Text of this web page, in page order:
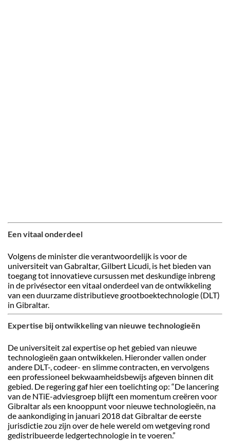
Een vitaal onderdeel
Volgens de minister die verantwoordelijk is voor de
universiteit van Gabraltar, Gilbert Licudi, is het bieden van
toegang tot innovatieve cursussen met deskundige inbreng
in de privésector een vitaal onderdeel van de ontwikkeling
van een duurzame distributieve grootboektechnologie (DLT)
in Gibraltar.
Expertise bij ontwikkeling van nieuwe technologieën
De universiteit zal expertise op het gebied van nieuwe
technologieën gaan ontwikkelen. Hieronder vallen onder
andere DLT-, codeer- en slimme contracten, en vervolgens
een professioneel bekwaamheidsbewijs afgeven binnen dit
gebied. De regering gaf hier een toelichting op: “De lancering
van de NTiE-adviesgroep blijft een momentum creëren voor
Gibraltar als een knooppunt voor nieuwe technologieën, na
de aankondiging in januari 2018 dat Gibraltar de eerste
jurisdictie zou zijn over de hele wereld om wetgeving rond
gedistribueerde ledgertechnologie in te voeren.”